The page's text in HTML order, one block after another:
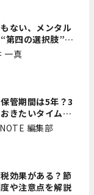
ない、メンタル
第四の選択肢”と
パートナーズ 宮
一真
管期間は5年？3
きたいタイムカ
編集部
効果がある？節
や注意点を解説